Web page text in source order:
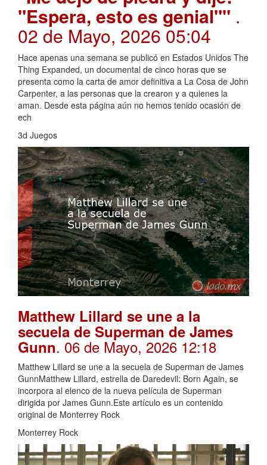
"Espera, esto es genial"" .
02 de Mayo, 2026 05:04
Hace apenas una semana se publicó en Estados Unidos The
Thing Expanded, un documental de cinco horas que se
presenta como la carta de amor definitiva a La Cosa de John
Carpenter, a las personas que la crearon y a quienes la
aman. Desde esta página aún no hemos tenido ocasión de
ech
3d Juegos
Matthew Lillard se une a la
secuela de Superman de James
Gunn. 06 de Mayo, 2026 12:18
Matthew Lillard se une a la secuela de Superman de James
GunnMatthew Lillard, estrella de Daredevil: Born Again, se
incorpora al elenco de la nueva película de Superman
dirigida por James Gunn.Este artículo es un contenido
original de Monterrey Rock
Monterrey Rock